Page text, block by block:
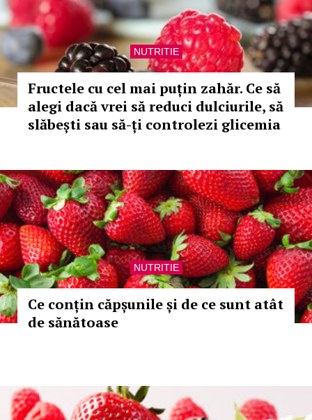
NUTRITIE
Fructele cu cel mai puțin zahăr. Ce să
alegi dacă vrei să reduci dulciurile, să
slăbești sau să-ți controlezi glicemia
NUTRITIE
Ce conțin căpșunile și de ce sunt atât
de sănătoase